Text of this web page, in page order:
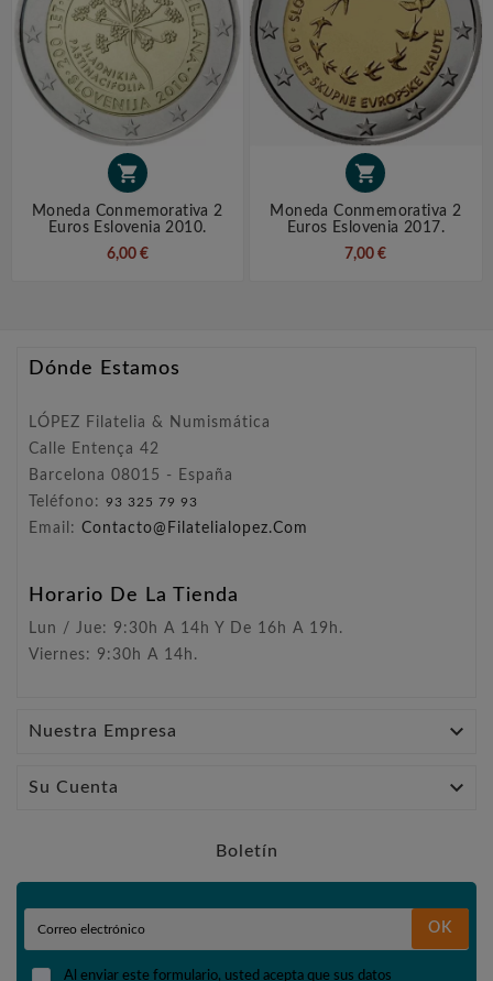

Moneda Conmemorativa 2
Euros Eslovenia 2010.
6,00 €

Moneda Conmemorativa 2
Euros Eslovenia 2017.
7,00 €
Dónde Estamos
LÓPEZ Filatelia & Numismática
Calle Entença 42
Barcelona 08015 - España
Teléfono: 93 325 79 93
Email: Contacto@filatelialopez.com
Horario De La Tienda
Lun / Jue: 9:30h A 14h Y De 16h A 19h.
Viernes: 9:30h A 14h.
Nuestra Empresa 
Su Cuenta 
Boletín
OK
Al enviar este formulario, usted acepta que sus datos